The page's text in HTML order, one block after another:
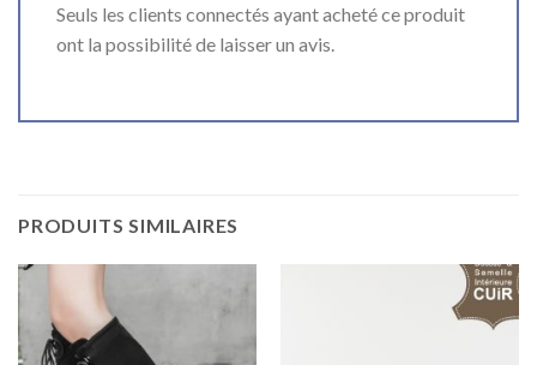
Seuls les clients connectés ayant acheté ce produit
ont la possibilité de laisser un avis.
PRODUITS SIMILAIRES